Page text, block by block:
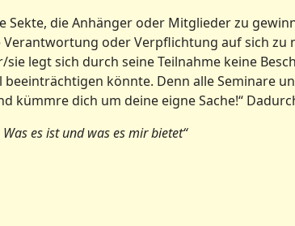
Sekte, die Anhänger oder Mitglieder zu
oder Verpflichtung auf sich zu
legt sich durch seine Teilnahme keine
könnte. Denn alle Seminare
kümmre dich um deine eigne Sache!“
es ist und was es mir bietet“
Jenseits